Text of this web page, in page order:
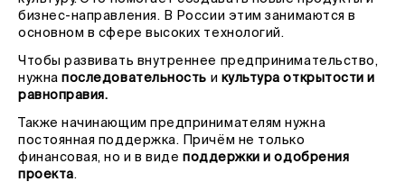
бизнес-направления. В России этим занимаются в
основном в сфере высоких технологий.
Чтобы развивать внутреннее предпринимательство,
нужнапоследовательность и культура открытости и
равноправия.
Также начинающим предпринимателям нужна
постоянная поддержка. Причём не только
финансовая, но и в виде поддержки и одобрения
проекта.